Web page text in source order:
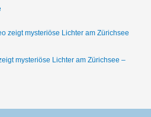
mysteriöse Lichter am Zürichsee –